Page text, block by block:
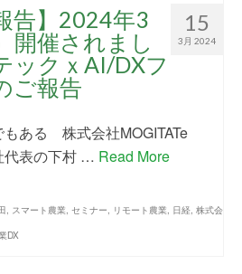
15
3月 2024
告】2024年3
開催されまし
ックｘAI/DXフ
ご報告
もある 株式会社MOGITATe
表の下村 … Read More
, スマート農業, セミナー, リモート農業, 日経, 株式会
DX